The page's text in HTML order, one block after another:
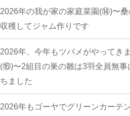
2026年の我が家の家庭菜園(⑭)〜桑
収穫してジャム作りです
2026年、今年もツバメがやってき
(⑯)〜2組目の巣の雛は3羽全員無事
ちました
2026年もゴーヤでグリーンカーテ